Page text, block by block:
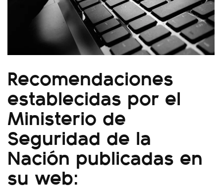
Recomendaciones
establecidas por el
Ministerio de
Seguridad de la
Nación publicadas en
su web: